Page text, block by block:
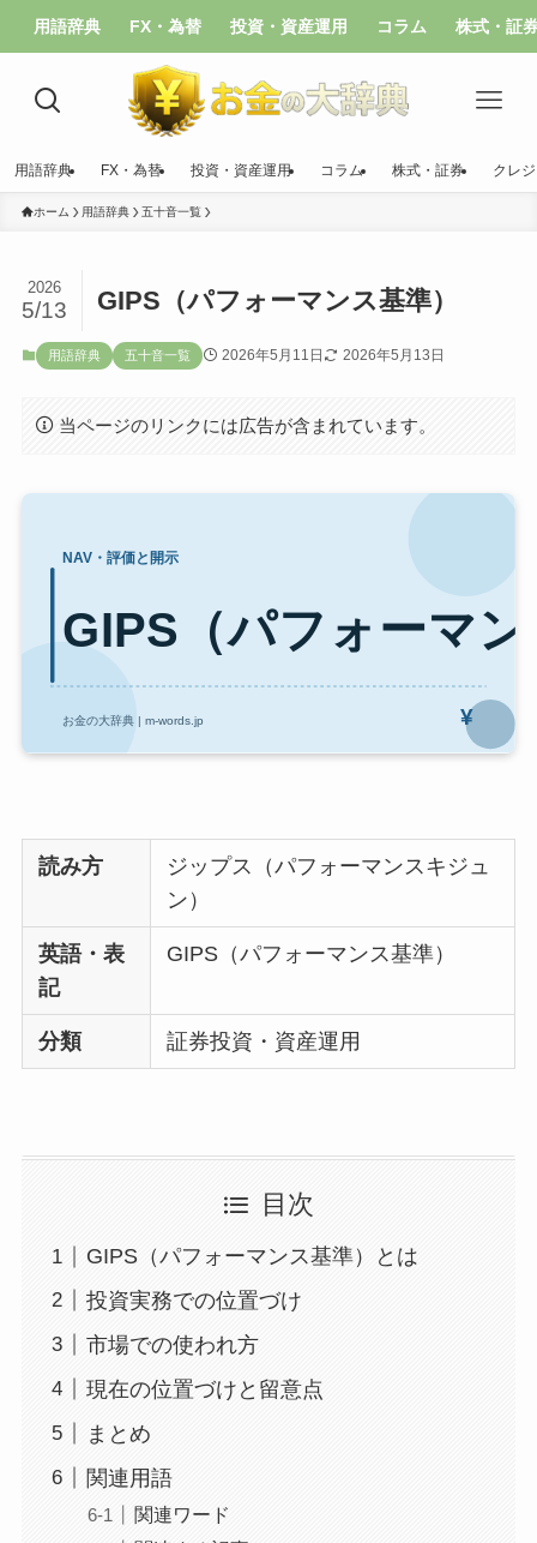
用語辞典 FX・為替 投資・資産運用 コラム 株式・証
用語辞典 FX・為替 投資・資産運用 コラム 株式・証券 クレ
ホーム 用語辞典 五十音一覧
GIPS（パフォーマンス基準）
2026
5/13
用語辞典 五十音一覧 2026年5月11日 2026年5月13日
当ページのリンクには広告が含まれています。
読み方
ジップス（パフォーマンスキジュ
ン）
英語・表
記
GIPS（パフォーマンス基準）
分類 証券投資・資産運用
目次
GIPS（パフォーマンス基準）とは
投資実務での位置づけ
市場での使われ方
現在の位置づけと留意点
まとめ
関連用語
関連ワード